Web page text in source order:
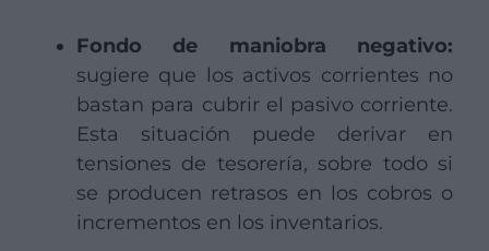
Fondo de maniobra negativo:
sugiere que los activos corrientes no
bastan para cubrir el pasivo corriente.
Esta situación puede derivar en
tensiones de tesorería, sobre todo si
se producen retrasos en los cobros o
incrementos en los inventarios.